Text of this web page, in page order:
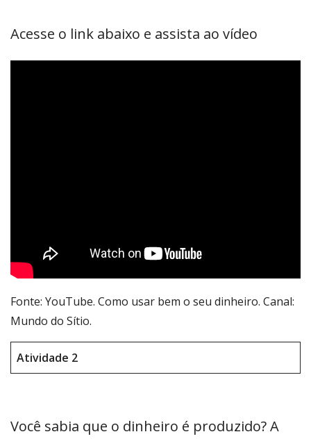
Acesse o link abaixo e assista ao vídeo
Fonte: YouTube. Como usar bem o seu dinheiro. Canal:
Mundo do Sítio.
Atividade 2
Você sabia que o dinheiro é produzido? A